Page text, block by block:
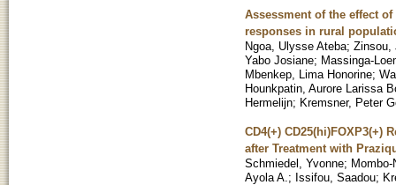
Assessment of the effect
responses in rural
Ngoa, Ulysse Ateba; Zinsou,
Yabo Josiane; Massinga-
Mbenkep, Lima Honorine;
Hounkpatin, Aurore Larissa
Hermelijn; Kremsner, Peter
CD4(+)
after Treatment with
Schmiedel, Yvonne;
Ayola A. ; Issifou, Saadou;